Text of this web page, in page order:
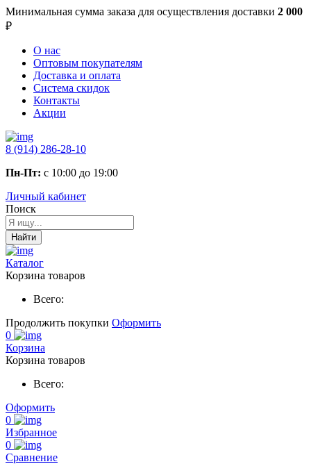
Минимальная сумма заказа для осуществления доставки 2 000
₽
О нас
Оптовым покупателям
Доставка и оплата
Система скидок
Контакты
Акции
8 (914) 286-28-10
Пн-Пт: с 10:00 до 19:00
Личный кабинет
Поиск
Найти
Каталог
Корзина товаров
Всего:
Продолжить покупки Оформить
0
Корзина
Корзина товаров
Всего:
Оформить
0
Избранное
0
Сравнение